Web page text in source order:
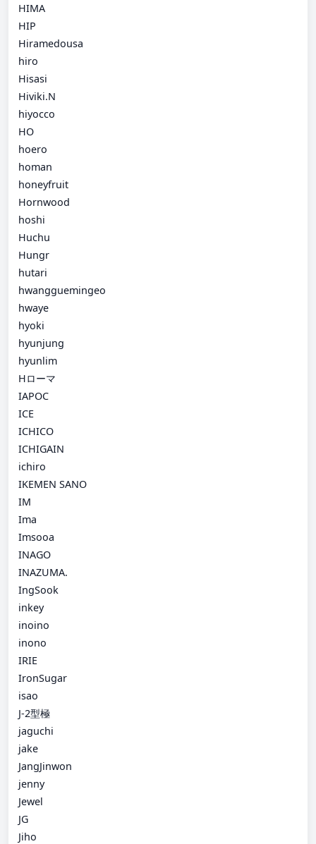
HIMA
HIP
Hiramedousa
hiro
Hisasi
Hiviki.N
hiyocco
HO
hoero
homan
honeyfruit
Hornwood
hoshi
Huchu
Hungr
hutari
hwangguemingeo
hwaye
hyoki
hyunjung
hyunlim
Hローマ
IAPOC
ICE
ICHICO
ICHIGAIN
ichiro
IKEMEN SANO
IM
Ima
Imsooa
INAGO
INAZUMA.
IngSook
inkey
inoino
inono
IRIE
IronSugar
isao
J-2型極
jaguchi
jake
JangJinwon
jenny
Jewel
JG
Jiho